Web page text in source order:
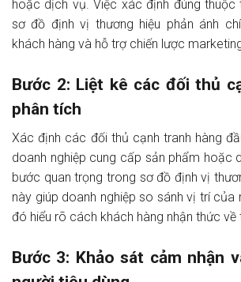
hoặc dịch vụ. Việc xác định đúng thuộc
sơ đồ định vị thương hiệu phản ánh
khách hàng và hỗ trợ chiến lược
Bước 2: Liệt kê các đối thủ
phân tích
Xác định các đối thủ cạnh tranh hàng
doanh nghiệp cung cấp sản phẩm hoặc
bước quan trọng trong sơ đồ định vị
này giúp doanh nghiệp so sánh vị trí của
đó hiểu rõ cách khách hàng nhận thức về
Bước 3: Khảo sát cảm nhận